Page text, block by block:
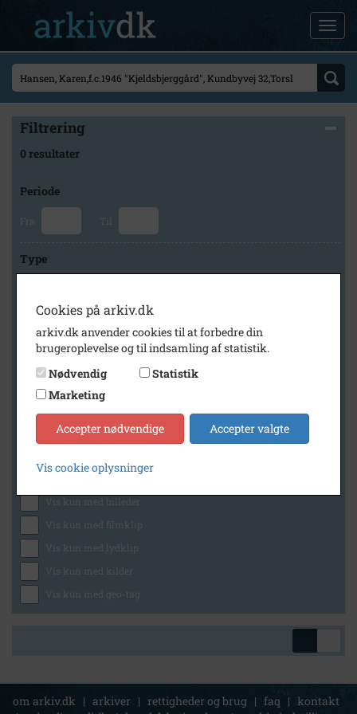
Filtrering
0 resultater
Periode
Fra Til
Type
Arkiv
Svinninge Lokalhistoriske Arkiv
Generelt
Vis kun med billeder
Vis kun med filmklip
Vis kun med lydklip
Vis kun med kilder
Vis kun med geo-tag
om arkiv.dk | arkiver | rettigheder og brug | faq | kontakt
Cookies på arkiv.dk
arkiv.dk anvender cookies til at forbedre din
brugeroplevelse og til indsamling af statistik.
Nødvendig
Statistik
Marketing
Accepter nødvendige Accepter valgte
Vis cookie oplysninger